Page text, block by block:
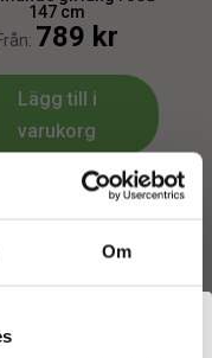
Om
147 cm
789 kr
Lägg till i
varukorg